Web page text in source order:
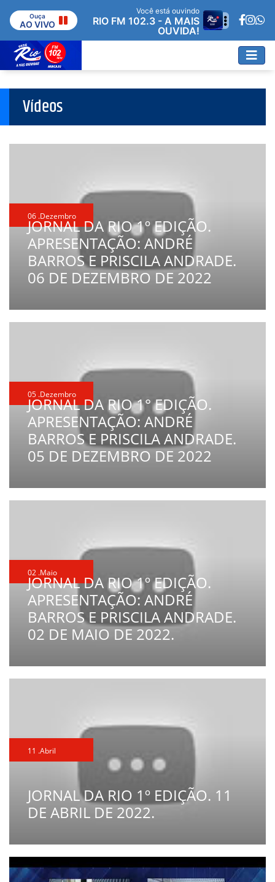
Ouça
AO VIVO
Você está ouvindo
RIO FM 102.3 - A MAIS
OUVIDA!
Vídeos
06 .Dezembro
JORNAL DA RIO 1º EDIÇÃO.
APRESENTAÇÃO: ANDRÉ
BARROS E PRISCILA ANDRADE.
06 DE DEZEMBRO DE 2022
05 .Dezembro
JORNAL DA RIO 1° EDIÇÃO.
APRESENTAÇÃO: ANDRÉ
BARROS E PRISCILA ANDRADE.
05 DE DEZEMBRO DE 2022
02 .Maio
JORNAL DA RIO 1º EDIÇÃO.
APRESENTAÇÃO: ANDRÉ
BARROS E PRISCILA ANDRADE.
02 DE MAIO DE 2022.
11 .Abril
JORNAL DA RIO 1º EDIÇÃO. 11
DE ABRIL DE 2022.